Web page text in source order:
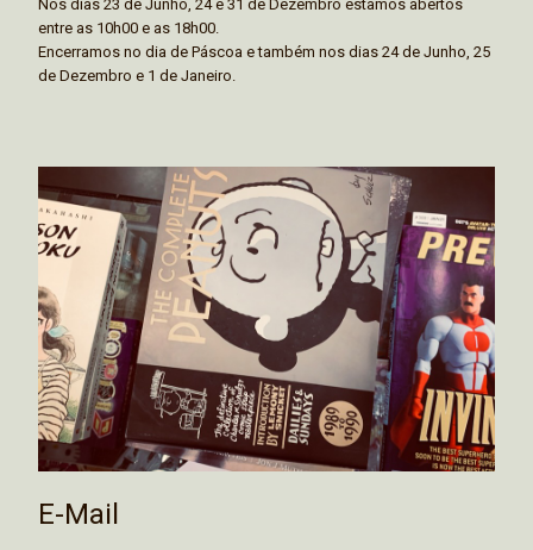
Nos dias 23 de Junho, 24 e 31 de Dezembro estamos abertos
entre as 10h00 e as 18h00.
Encerramos no dia de Páscoa e também nos dias 24 de Junho, 25
de Dezembro e 1 de Janeiro.
E-Mail